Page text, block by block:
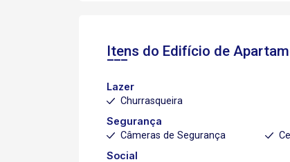
Itens do Edifício de
Lazer
Churrasqueira
Segurança
Câmeras de Segurança
Social